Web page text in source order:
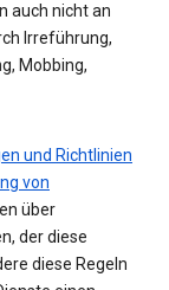
auch nicht an
Irreführung,
Mobbing,
und Richtlinien
von
über
der diese
diese Regeln